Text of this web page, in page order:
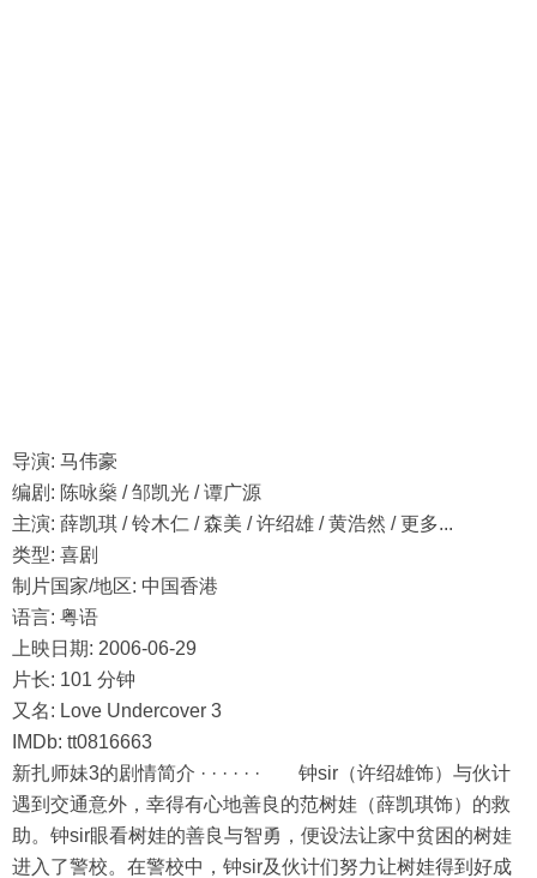
导演: 马伟豪
编剧: 陈咏燊 / 邹凯光 / 谭广源
主演: 薛凯琪 / 铃木仁 / 森美 / 许绍雄 / 黄浩然 / 更多...
类型: 喜剧
制片国家/地区: 中国香港
语言: 粤语
上映日期: 2006-06-29
片长: 101 分钟
又名: Love Undercover 3
IMDb: tt0816663
新扎师妹3的剧情简介 · · · · · · 钟sir（许绍雄饰）与伙计
遇到交通意外，幸得有心地善良的范树娃（薛凯琪饰）的救
助。钟sir眼看树娃的善良与智勇，便设法让家中贫困的树娃
进入了警校。在警校中，钟sir及伙计们努力让树娃得到好成